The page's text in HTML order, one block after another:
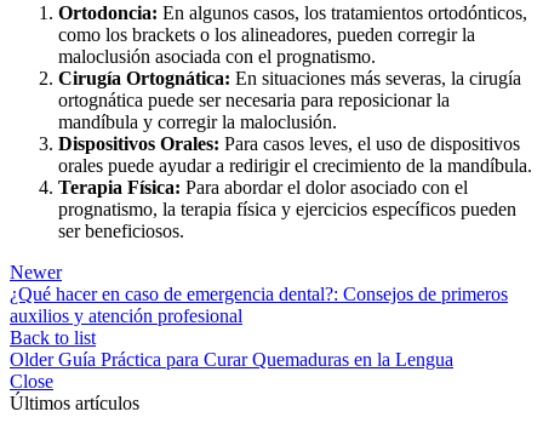
Ortodoncia: En algunos casos, los tratamientos ortodónticos,
como los brackets o los alineadores, pueden corregir la
maloclusión asociada con el prognatismo.
Cirugía Ortognática: En situaciones más severas, la cirugía
ortognática puede ser necesaria para reposicionar la
mandíbula y corregir la maloclusión.
Dispositivos Orales: Para casos leves, el uso de dispositivos
orales puede ayudar a redirigir el crecimiento de la mandíbula.
Terapia Física: Para abordar el dolor asociado con el
prognatismo, la terapia física y ejercicios específicos pueden
ser beneficiosos.
Newer
¿Qué hacer en caso de emergencia dental?: Consejos de primeros
auxilios y atención profesional
Back to list
Older Guía Práctica para Curar Quemaduras en la Lengua
Close
Últimos artículos